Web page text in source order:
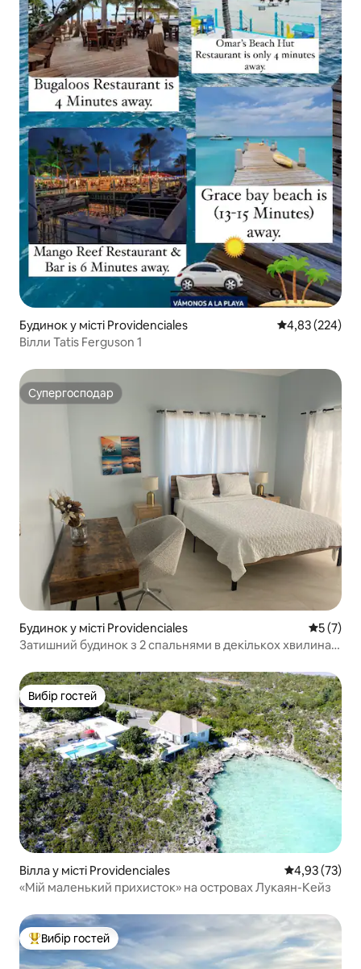
Будинок у місті Providenciales Середня
4,83 (224)
Вілли Tatis Ferguson 1
Супергосподар
Супергосподар
Будинок у місті Providenciales Середня
5 (7)
Затишний будинок з 2 спальнями в декількох хвилинах
Вибір гостей
Вибір гостей
Вілла у місті Providenciales Середня
4,93 (73)
«Мій маленький прихисток» на островах Лукаян-Кейз
Топ вибір гостей
Вибір гостей